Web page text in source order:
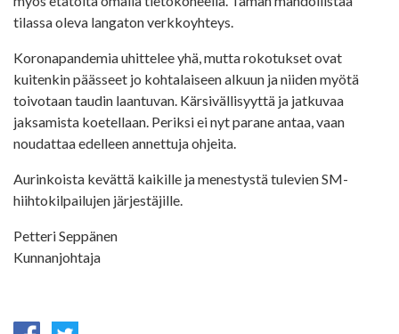
tilassa oleva langaton verkkoyhteys.
Koronapandemia uhittelee yhä, mutta rokotukset ovat
kuitenkin päässeet jo kohtalaiseen alkuun ja niiden myötä
toivotaan taudin laantuvan. Kärsivällisyyttä ja jatkuvaa
jaksamista koetellaan. Periksi ei nyt parane antaa, vaan
noudattaa edelleen annettuja ohjeita.
Aurinkoista kevättä kaikille ja menestystä tulevien SM-
hiihtokilpailujen järjestäjille.
Petteri Seppänen
Kunnanjohtaja